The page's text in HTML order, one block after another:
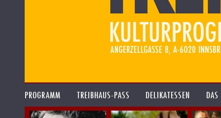
PROGRAMM TREIBHAUS-PASS DELIKATESSEN